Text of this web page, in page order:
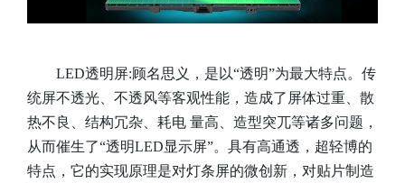
LED透明屏:顾名思义，是以“透明”为最大特点。传
统屏不透光、不透风等客观性能，造成了屏体过重、散
热不良、结构冗杂、耗电 量高、造型突兀等诸多问题，
从而催生了“透明LED显示屏”。具有高通透，超轻博的
特点，它的实现原理是对灯条屏的微创新，对贴片制造